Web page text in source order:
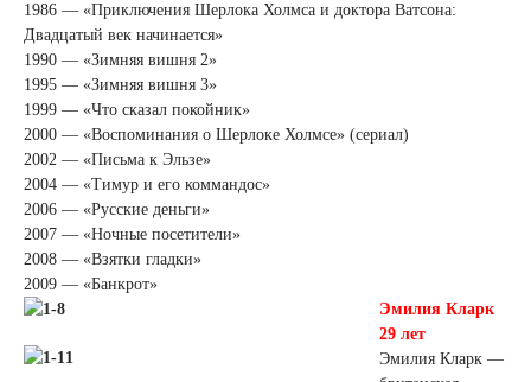
1986 — «Приключения Шерлока Холмса и доктора Ватсона:
Двадцатый век начинается»
1990 — «Зимняя вишня 2»
1995 — «Зимняя вишня 3»
1999 — «Что сказал покойник»
2000 — «Воспоминания о Шерлоке Холмсе» (сериал)
2002 — «Письма к Эльзе»
2004 — «Тимур и его коммандос»
2006 — «Русские деньги»
2007 — «Ночные посетители»
2008 — «Взятки гладки»
2009 — «Банкрот»
Эмилия Кларк
29 лет
Эмилия Кларк —